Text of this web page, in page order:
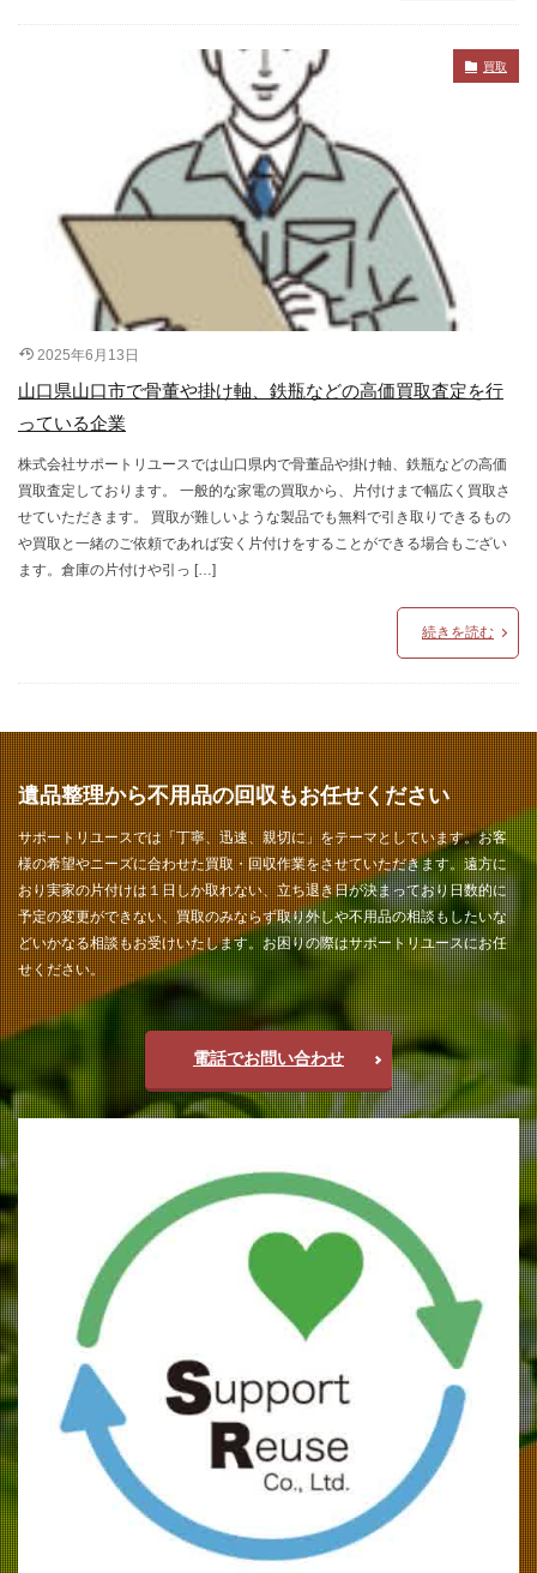
買取
2025年6月13日
山口県山口市で骨董や掛け軸、鉄瓶などの高価買取査定を行
っている企業
株式会社サポートリユースでは山口県内で骨董品や掛け軸、鉄瓶などの高価
買取査定しております。 一般的な家電の買取から、片付けまで幅広く買取さ
せていただきます。 買取が難しいような製品でも無料で引き取りできるもの
や買取と一緒のご依頼であれば安く片付けをすることができる場合もござい
ます。倉庫の片付けや引っ […]
続きを読む
遺品整理から不用品の回収もお任せください
サポートリユースでは「丁寧、迅速、親切に」をテーマとしています。お客
様の希望やニーズに合わせた買取・回収作業をさせていただきます。遠方に
おり実家の片付けは１日しか取れない、立ち退き日が決まっており日数的に
予定の変更ができない、買取のみならず取り外しや不用品の相談もしたいな
どいかなる相談もお受けいたします。お困りの際はサポートリユースにお任
せください。
電話でお問い合わせ